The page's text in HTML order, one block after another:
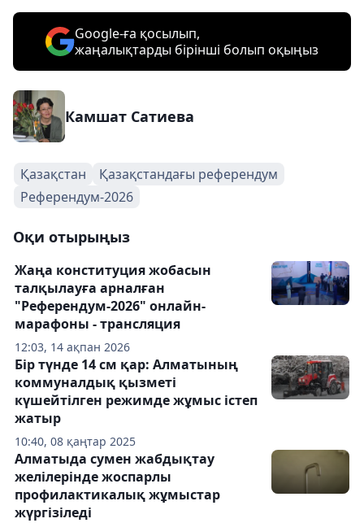
Google-ға қосылып,
жаңалықтарды бірінші болып оқыңыз
Камшат Сатиева
Қазақстан
Қазақстандағы референдум
Референдум-2026
Оқи отырыңыз
12:03, 14 ақпан 2026
Жаңа конституция жобасын
талқылауға арналған
"Референдум-2026" онлайн-
марафоны - трансляция
10:40, 08 қаңтар 2025
Бір түнде 14 см қар: Алматының
коммуналдық қызметі
күшейтілген режимде жұмыс істеп
жатыр
Алматыда сумен жабдықтау
желілерінде жоспарлы
профилактикалық жұмыстар
жүргізіледі